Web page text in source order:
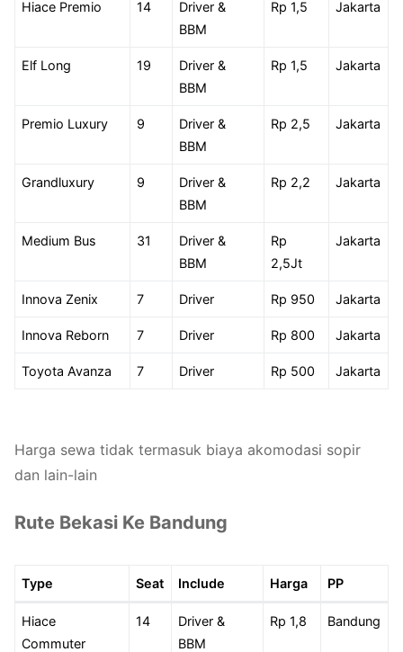
Hiace Premio 14
Driver &
BBM
Rp 1,5 Jakarta
Elf Long 19
Driver &
BBM
Rp 1,5 Jakarta
Premio Luxury 9
Driver &
BBM
Rp 2,5 Jakarta
Grandluxury 9
Driver &
BBM
Rp 2,2 Jakarta
Medium Bus 31
Driver &
BBM
Rp
2,5Jt
Jakarta
Innova Zenix 7 Driver Rp 950 Jakarta
Innova Reborn 7 Driver Rp 800 Jakarta
Toyota Avanza 7 Driver Rp 500 Jakarta
Harga sewa tidak termasuk biaya akomodasi sopir
dan lain-lain
Rute Bekasi Ke Bandung
Type Seat Include Harga PP
Hiace
Commuter
14
Driver &
BBM
Rp 1,8 Bandung